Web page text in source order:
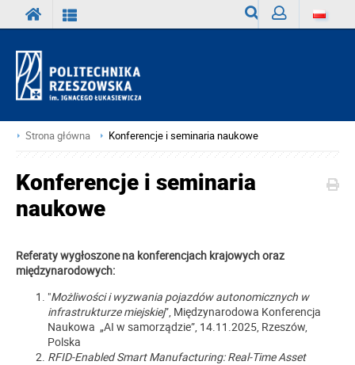
Strona główna Konferencje i seminaria naukowe
Konferencje i seminaria
naukowe
Referaty wygłoszone na konferencjach krajowych oraz
międzynarodowych:
"Możliwości i wyzwania pojazdów autonomicznych w
infrastrukturze miejskiej”, Międzynarodowa Konferencja
Naukowa „AI w samorządzie”, 14.11.2025, Rzeszów,
Polska
RFID-Enabled Smart Manufacturing: Real-Time Asset